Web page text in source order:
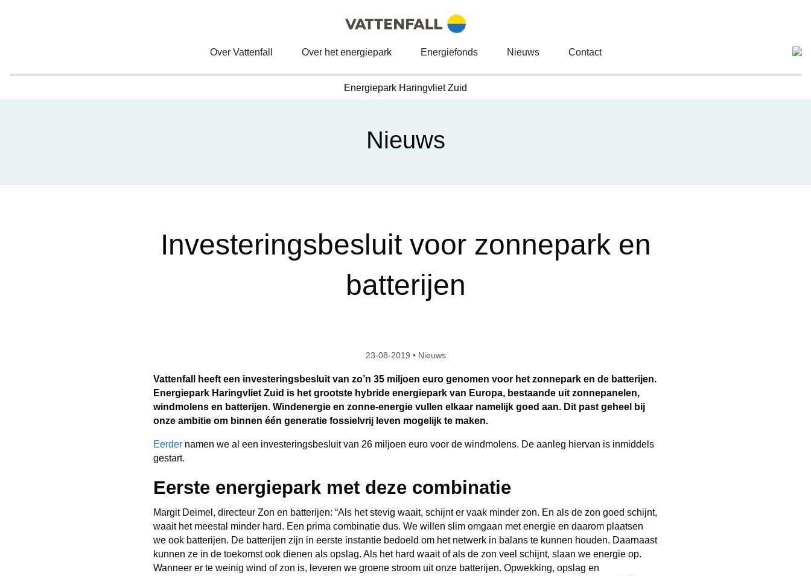
Over Vattenfall Over het energiepark Energiefonds Nieuws Contact
Energiepark Haringvliet Zuid
Nieuws
Investeringsbesluit voor zonnepark en
batterijen
23-08-2019 • Nieuws
Vattenfall heeft een investeringsbesluit van zo’n 35 miljoen euro genomen voor het zonnepark en de batterijen.
Energiepark Haringvliet Zuid is het grootste hybride energiepark van Europa, bestaande uit zonnepanelen,
windmolens en batterijen. Windenergie en zonne-energie vullen elkaar namelijk goed aan. Dit past geheel bij
onze ambitie om binnen één generatie fossielvrij leven mogelijk te maken.
Eerder namen we al een investeringsbesluit van 26 miljoen euro voor de windmolens. De aanleg hiervan is inmiddels
gestart.
Eerste energiepark met deze combinatie
Margit Deimel, directeur Zon en batterijen: “Als het stevig waait, schijnt er vaak minder zon. En als de zon goed schijnt,
waait het meestal minder hard. Een prima combinatie dus. We willen slim omgaan met energie en daarom plaatsen
we ook batterijen. De batterijen zijn in eerste instantie bedoeld om het netwerk in balans te kunnen houden. Daarnaast
kunnen ze in de toekomst ook dienen als opslag. Als het hard waait of als de zon veel schijnt, slaan we energie op.
Wanneer er te weinig wind of zon is, leveren we groene stroom uit onze batterijen. Opwekking, opslag en